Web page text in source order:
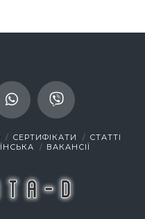
СЕРТИФІКАТИ
СТАТТІ
ВАКАНСІЇ